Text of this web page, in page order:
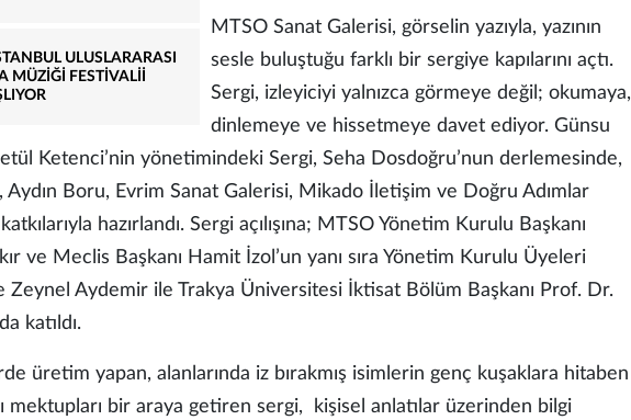
ULUSLARARASI
MÜZİĞİ FESTİVALİİ
MTSO Sanat Galerisi, görselin yazıyla, yazının
sesle buluştuğu farklı bir sergiye kapılarını açtı.
Sergi, izleyiciyi yalnızca görmeye değil; okumaya,
dinlemeye ve hissetmeye davet ediyor. Günsu
Ketenci’nin yönetimindeki Sergi, Seha Dosdoğru’nun derlemesinde,
Aydın Boru, Evrim Sanat Galerisi, Mikado İletişim ve Doğru Adımlar
katkılarıyla hazırlandı. Sergi açılışına; MTSO Yönetim Kurulu Başkanı
ve Meclis Başkanı Hamit İzol’un yanı sıra Yönetim Kurulu Üyeleri
Zeynel Aydemir ile Trakya Üniversitesi İktisat Bölüm Başkanı Prof. Dr.
katıldı.
üretim yapan, alanlarında iz bırakmış isimlerin genç kuşaklara hitaben
mektupları bir araya getiren sergi, kişisel anlatılar üzerinden bilgi